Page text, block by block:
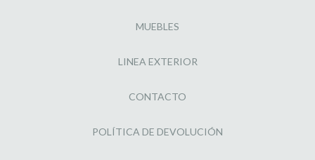
MUEBLES
LINEA EXTERIOR
CONTACTO
POLÍTICA DE DEVOLUCIÓN